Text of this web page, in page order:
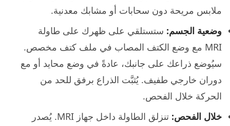
ملابس مريحة دون سحابات أو مشابك معدنية.
وضعية الجسم: ستستلقي على ظهرك على طاولة
MRI مع وضع الكتف المصاب في ملف كتف مخصص.
سيُوضع ذراعك على جانبك، عادةً في وضع محايد أو مع
دوران خارجي طفيف. يُثبَّت الذراع برفق للحد من
الحركة خلال الفحص.
خلال الفحص:
تنزلق الطاولة داخل جهاز MRI. يُصدر